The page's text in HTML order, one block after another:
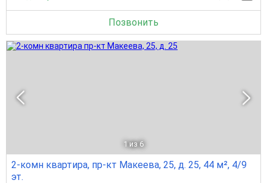
Позвонить
1 из 6
2-комн квартира, пр-кт Макеева, 25, д. 25, 44 м², 4/9
эт.